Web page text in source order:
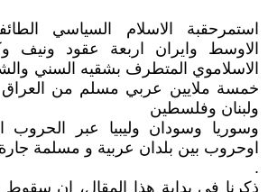
استمرحقبة الاسلام السياسي
الاوسط وايران اربعة عقود ونيف
الاسلاموي المتطرف بشقيه السني
خمسة ملايين عربي مسلم من العراق
ولبنان وفلسطين
وسوريا وسودان وليبيا عبر الحروب
اوحروب بين بلدان عربية و مسلمة جارة
.
ذكرنا في بداية هذا المقال، ان سقوط